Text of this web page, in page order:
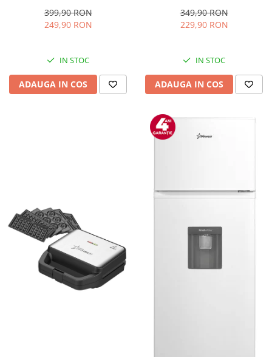
Putere de absorbtie 550 m3/h,
1 Motor, 2 Trepte putere, 60
399,90 RON
249,90 RON
IN STOC
ADAUGA IN COS
349,90 RON
229,90 RON
IN STOC
ADAUGA IN COS